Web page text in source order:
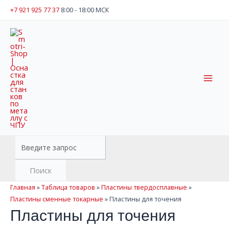
Перейти
содержимому
+7 921 925 77 37 8:00 - 18:00 МСК
товаров
Поиск
Главная »Таблица товаров »Пластины твердосплавные »
Пластины сменные токарные » Пластины для точения
Пластины для точения